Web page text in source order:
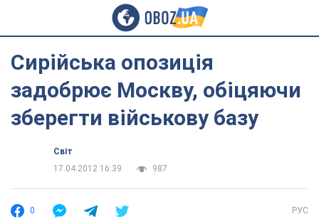
Сирійська опозиція
задобрює Москву, обіцяючи
зберегти військову базу
Світ
17.04.2012 16:39
987
0 РУС